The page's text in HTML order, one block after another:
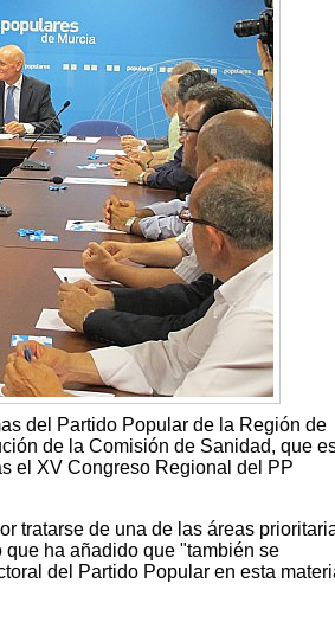
del Partido Popular de la Región de
de la Comisión de Sanidad, que
el XV Congreso Regional del PP
tratarse de una de las áreas
ha añadido que "también se
del Partido Popular en esta